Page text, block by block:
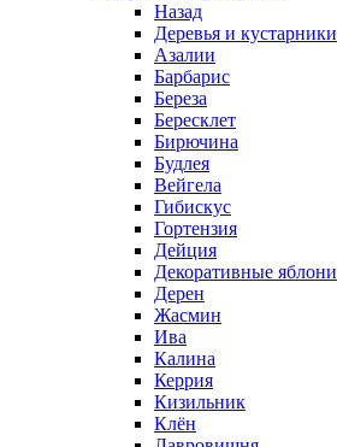
Назад
Деревья и кустарники
Азалии
Барбарис
Береза
Бересклет
Бирючина
Будлея
Вейгела
Гибискус
Гортензия
Дейция
Декоративные яблони
Дерен
Жасмин
Ива
Калина
Керрия
Кизильник
Клён